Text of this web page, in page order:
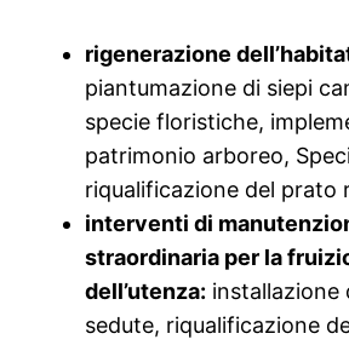
rigenerazione
piantumazione di siepi
specie floristiche,
patrimonio arboreo,
riqualificazione del prato
interventi di
straordinaria per la
dell’utenza: installazione
sedute, riqualificazione